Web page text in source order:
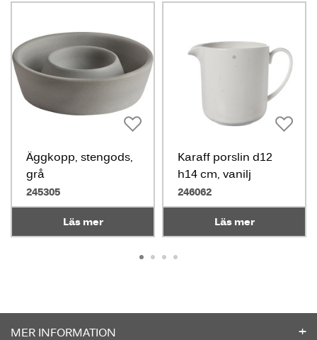
Äggkopp, stengods,
grå
245305
Läs mer
Karaff porslin d12
h14 cm, vanilj
246062
Läs mer
MER INFORMATION